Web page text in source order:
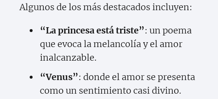
Algunos de los más destacados incluyen:
“La princesa está triste”: un poema
que evoca la melancolía y el amor
inalcanzable.
“Venus”: donde el amor se presenta
como un sentimiento casi divino.